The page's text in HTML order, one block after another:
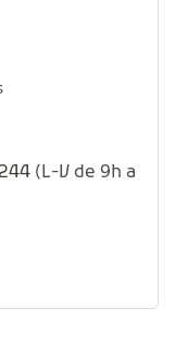
(L-V de 9h a